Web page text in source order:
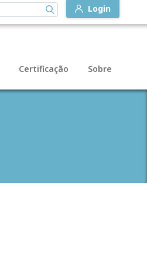
Login
Certificação Sobre